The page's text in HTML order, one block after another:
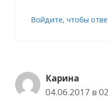
Войдите, чтобы
Карина
04.06.2017 в